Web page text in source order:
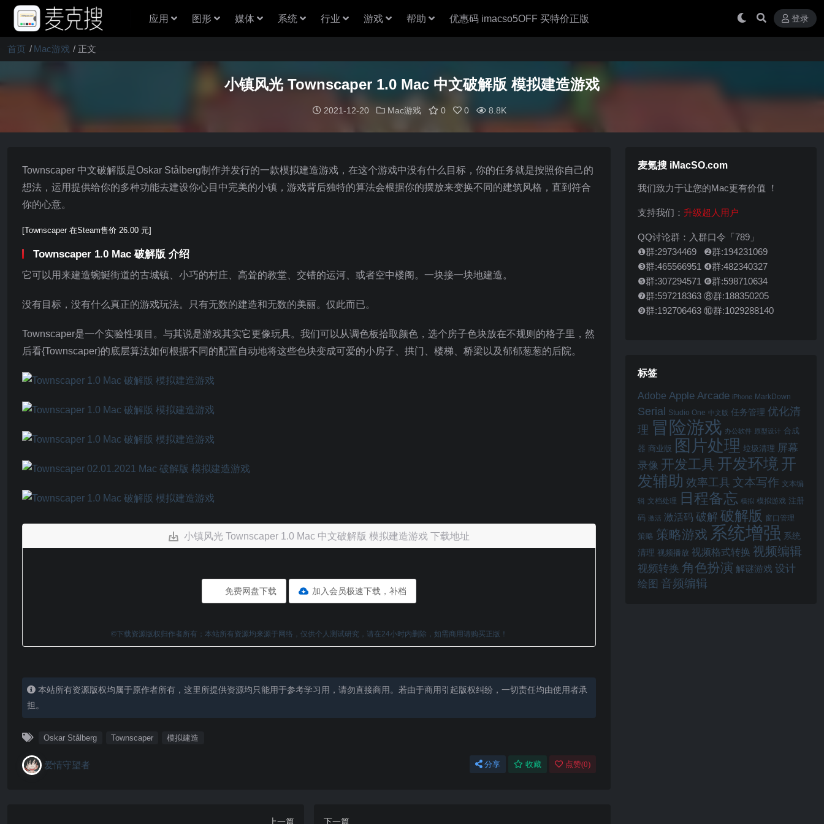
应用 图形 媒体 系统 行业 游戏 帮助 优惠码 imacso5OFF 买特价正版 登录
首页 Mac游戏 正文
小镇风光 Townscaper 1.0 Mac 中文破解版 模拟建造游戏
2021-12-20 Mac游戏 0 0 8.8K
Townscaper 中文破解版是Oskar Stålberg制作并发行的一款模拟建造游戏，在这个游戏中没有什么目标，你的任务就是按照你自己的
想法，运用提供给你的多种功能去建设你心目中完美的小镇，游戏背后独特的算法会根据你的摆放来变换不同的建筑风格，直到符合
你的心意。
[Townscaper 在Steam售价 26.00 元]
Townscaper 1.0 Mac 破解版 介绍
它可以用来建造蜿蜒街道的古城镇、小巧的村庄、高耸的教堂、交错的运河、或者空中楼阁。一块接一块地建造。
没有目标，没有什么真正的游戏玩法。只有无数的建造和无数的美丽。仅此而已。
Townscaper是一个实验性项目。与其说是游戏其实它更像玩具。我们可以从调色板拾取颜色，选个房子色块放在不规则的格子里，然
后看{Townscaper}的底层算法如何根据不同的配置自动地将这些色块变成可爱的小房子、拱门、楼梯、桥梁以及郁郁葱葱的后院。
小镇风光 Townscaper 1.0 Mac 中文破解版 模拟建造游戏 下载地址
免费网盘下载 加入会员极速下载，补档
©下载资源版权归作者所有；本站所有资源均来源于网络，仅供个人测试研究，请在24小时内删除，如需商用请购买正版！
本站所有资源版权均属于原作者所有，这里所提供资源均只能用于参考学习用，请勿直接商用。若由于商用引起版权纠纷，一切责任均由使用者承
担。
Oskar Stålberg Townscaper 模拟建造
爱情守望者 分享 收藏 点赞(0)
上一篇 下一篇
麦氪搜 iMacSO.com
我们致力于让您的Mac更有价值 ！
支持我们： 升级超人用户
QQ讨论群：入群口令「789」
❶群:29734469 ❷群:194231069
❸群:465566951 ❹群:482340327
❺群:307294571 ❻群:598710634
❼群:597218363 ⑧群:188350205
❾群:192706463 ⑩群:1029288140
标签
Adobe Apple Arcade iPhone MarkDown
Serial Studio One 中文版 任务管理 优化清
理 冒险游戏 办公软件 原型设计 合成
器 商业版 图片处理 垃圾清理 屏幕
录像 开发工具 开发环境 开
发辅助 效率工具 文本写作 文本编
辑 文档处理 日程备忘 模拟 模拟游戏 注册
码 激活 激活码 破解 破解版 窗口管理
策略 策略游戏 系统增强 系统
清理 视频播放 视频格式转换 视频编辑
视频转换 角色扮演 解谜游戏 设计
绘图 音频编辑